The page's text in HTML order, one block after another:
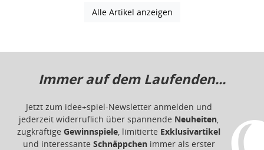
Alle Artikel anzeigen
Immer auf dem Laufenden...
Jetzt zum idee+spiel-Newsletter anmelden und
jederzeit widerruflich über spannende Neuheiten,
zugkräftige Gewinnspiele, limitierte Exklusivartikel
und interessante Schnäppchenimmer als erster